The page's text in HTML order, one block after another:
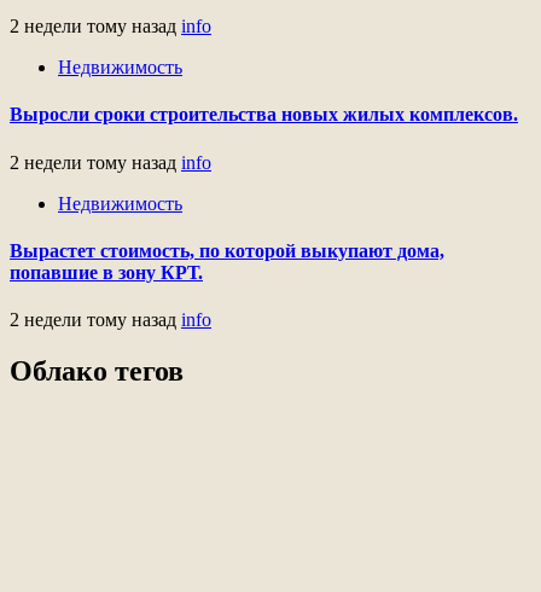
2 недели тому назад info
Недвижимость
Выросли сроки строительства новых жилых комплексов.
2 недели тому назад info
Недвижимость
Вырастет стоимость, по которой выкупают дома,
попавшие в зону КРТ.
2 недели тому назад info
Облако тегов